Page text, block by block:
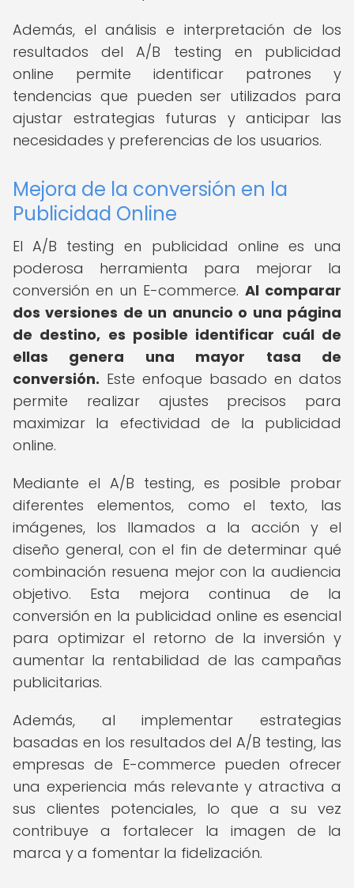
Además, el análisis e interpretación de los
resultados del A/B testing en publicidad
online permite identificar patrones y
tendencias que pueden ser utilizados para
ajustar estrategias futuras y anticipar las
necesidades y preferencias de los usuarios.
Mejora de la conversión en la
Publicidad Online
El A/B testing en publicidad online es una
poderosa herramienta para mejorar la
conversión en un E-commerce. Al comparar
dos versiones de un anuncio o una página
de destino, es posible identificar cuál de
ellas genera una mayor tasa de
conversión. Este enfoque basado en datos
permite realizar ajustes precisos para
maximizar la efectividad de la publicidad
online.
Mediante el A/B testing, es posible probar
diferentes elementos, como el texto, las
imágenes, los llamados a la acción y el
diseño general, con el fin de determinar qué
combinación resuena mejor con la audiencia
objetivo. Esta mejora continua de la
conversión en la publicidad online es esencial
para optimizar el retorno de la inversión y
aumentar la rentabilidad de las campañas
publicitarias.
Además, al implementar estrategias
basadas en los resultados del A/B testing, las
empresas de E-commerce pueden ofrecer
una experiencia más relevante y atractiva a
sus clientes potenciales, lo que a su vez
contribuye a fortalecer la imagen de la
marca y a fomentar la fidelización.